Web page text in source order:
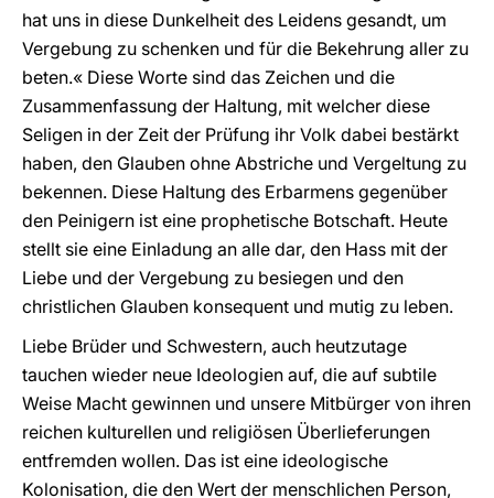
hat uns in diese Dunkelheit des Leidens gesandt, um
Vergebung zu schenken und für die Bekehrung aller zu
beten.« Diese Worte sind das Zeichen und die
Zusammenfassung der Haltung, mit welcher diese
Seligen in der Zeit der Prüfung ihr Volk dabei bestärkt
haben, den Glauben ohne Abstriche und Vergeltung zu
bekennen. Diese Haltung des Erbarmens gegenüber
den Peinigern ist eine prophetische Botschaft. Heute
stellt sie eine Einladung an alle dar, den Hass mit der
Liebe und der Vergebung zu besiegen und den
christlichen Glauben konsequent und mutig zu leben.
Liebe Brüder und Schwestern, auch heutzutage
tauchen wieder neue Ideologien auf, die auf subtile
Weise Macht gewinnen und unsere Mitbürger von ihren
reichen kulturellen und religiösen Überlieferungen
entfremden wollen. Das ist eine ideologische
Kolonisation, die den Wert der menschlichen Person,